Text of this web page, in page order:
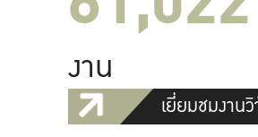
งาน
เยี่ยมชมงาน